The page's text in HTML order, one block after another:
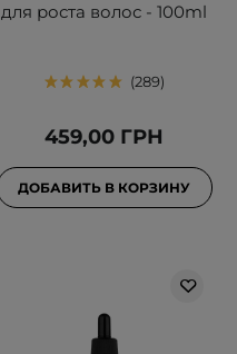
для роста волос - 100ml
289
459,00 ГРН
ДОБАВИТЬ В КОРЗИНУ